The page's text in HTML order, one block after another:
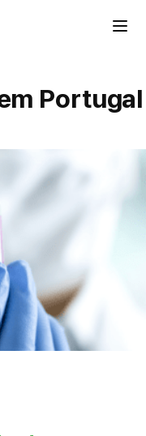
Portugal